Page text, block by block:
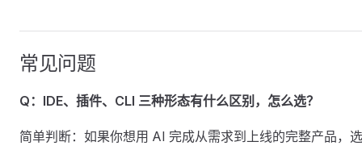
常见问题
Q：IDE、插件、CLI 三种形态有什么区别，怎么选？
简单判断：如果你想用 AI 完成从需求到上线的完整产品，选